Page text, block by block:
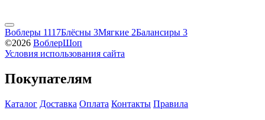
Воблеры 1117Блёсны 3Мягкие 2Балансиры 3
©2026 ВоблерШоп
Условия использования сайта
Покупателям
Каталог Доставка Оплата Контакты Правила